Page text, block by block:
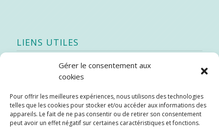
Gérer le consentement aux
cookies
Pour offrir les meilleures expériences, nous utilisons des technologies
telles que les cookies pour stocker et/ou accéder aux informations des
appareils. Le fait de ne pas consentir ou de retirer son consentement
peut avoir un effet négatif sur certaines caractéristiques et fonctions.
LIENS UTILES
Quoi de neuf
Stratégie québécoise d’économie d’eau potable
Bibliothèque